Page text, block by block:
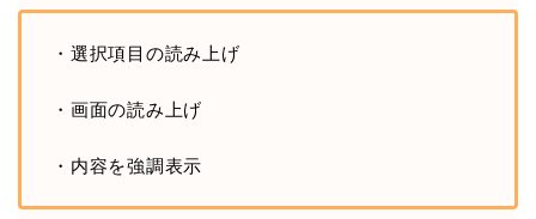
・選択項目の読み上げ
・画面の読み上げ
・内容を強調表示